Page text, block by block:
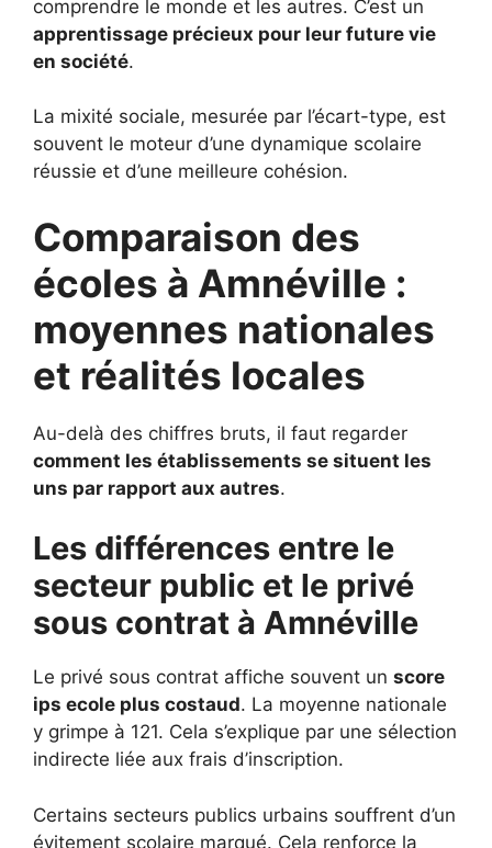
comprendre le monde et les autres. C’est un
apprentissage précieux pour leur future vie
en société.
La mixité sociale, mesurée par l’écart-type, est
souvent le moteur d’une dynamique scolaire
réussie et d’une meilleure cohésion.
Comparaison des
écoles à Amnéville :
moyennes nationales
et réalités locales
Au-delà des chiffres bruts, il faut regarder
comment les établissements se situent les
uns par rapport aux autres.
Les différences entre le
secteur public et le privé
sous contrat à Amnéville
Le privé sous contrat affiche souvent un score
ips ecole plus costaud. La moyenne nationale
y grimpe à 121. Cela s’explique par une sélection
indirecte liée aux frais d’inscription.
Certains secteurs publics urbains souffrent d’un
évitement scolaire marqué. Cela renforce la